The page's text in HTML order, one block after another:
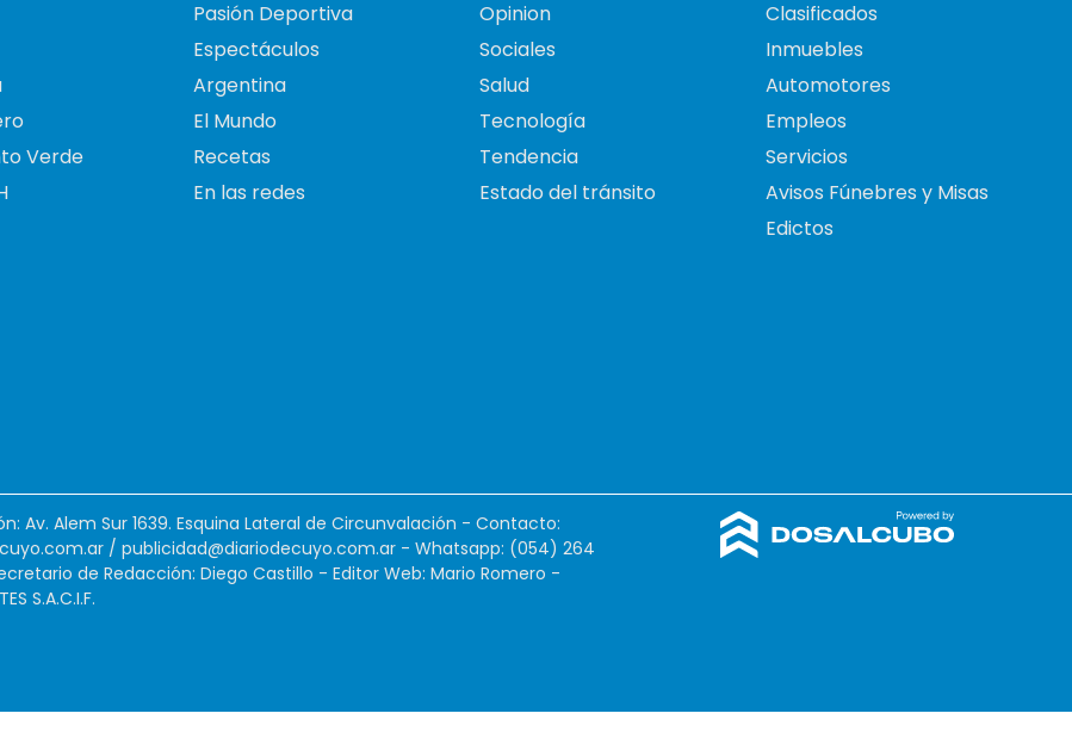
Verde
Pasión Deportiva
Espectáculos
Argentina
El Mundo
Recetas
En las redes
Opinion
Sociales
Salud
Tecnología
Tendencia
Estado del tránsito
Clasificados
Inmuebles
Automotores
Empleos
Servicios
Avisos Fúnebres y Misas
Edictos
Av. Alem Sur 1639. Esquina Lateral de Circunvalación - Contacto:
/ publicidad@diariodecuyo.com.ar - Whatsapp: (054) 264
de Redacción: Diego Castillo - Editor Web: Mario Romero -
S.A.C.I.F.